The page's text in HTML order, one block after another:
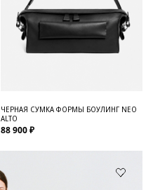
ЧЕРНАЯ СУМКА ФОРМЫ БОУЛИНГ NEO
ALTO
88 900 ₽